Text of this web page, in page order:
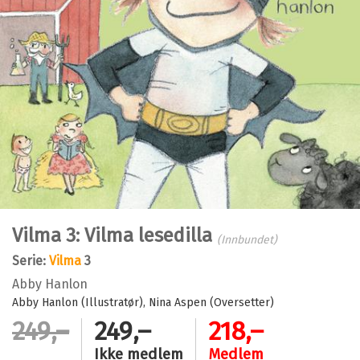
Vilma 3: Vilma lesedilla (Innbundet)
Serie: Vilma 3
Abby Hanlon
Abby Hanlon (Illustratør) Nina Aspen (Oversetter)
249,– 249,–
Ikke medlem
218,–
Medlem